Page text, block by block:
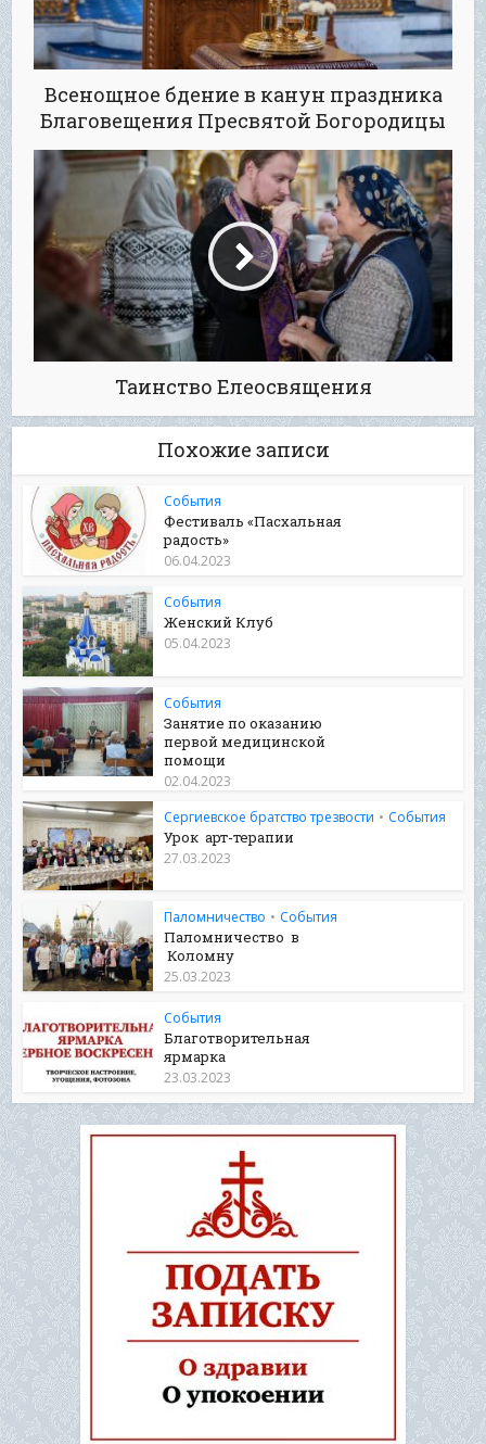
Всенощное бдение в канун праздника
Благовещения Пресвятой Богородицы
Таинство Елеосвящения
Похожие записи
События
Фестиваль «Пасхальная
радость»
06.04.2023
События
Женский Клуб
05.04.2023
События
Занятие по оказанию
первой медицинской
помощи
02.04.2023
Сергиевское братство трезвости • События
Урок арт-терапии
27.03.2023
Паломничество • События
Паломничество в
Коломну
25.03.2023
События
Благотворительная
ярмарка
23.03.2023